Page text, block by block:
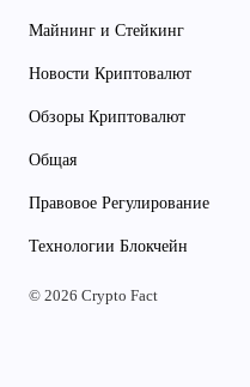
Майнинг и Стейкинг
Новости Криптовалют
Обзоры Криптовалют
Общая
Правовое Регулирование
Технологии Блокчейн
© 2026 Crypto Fact